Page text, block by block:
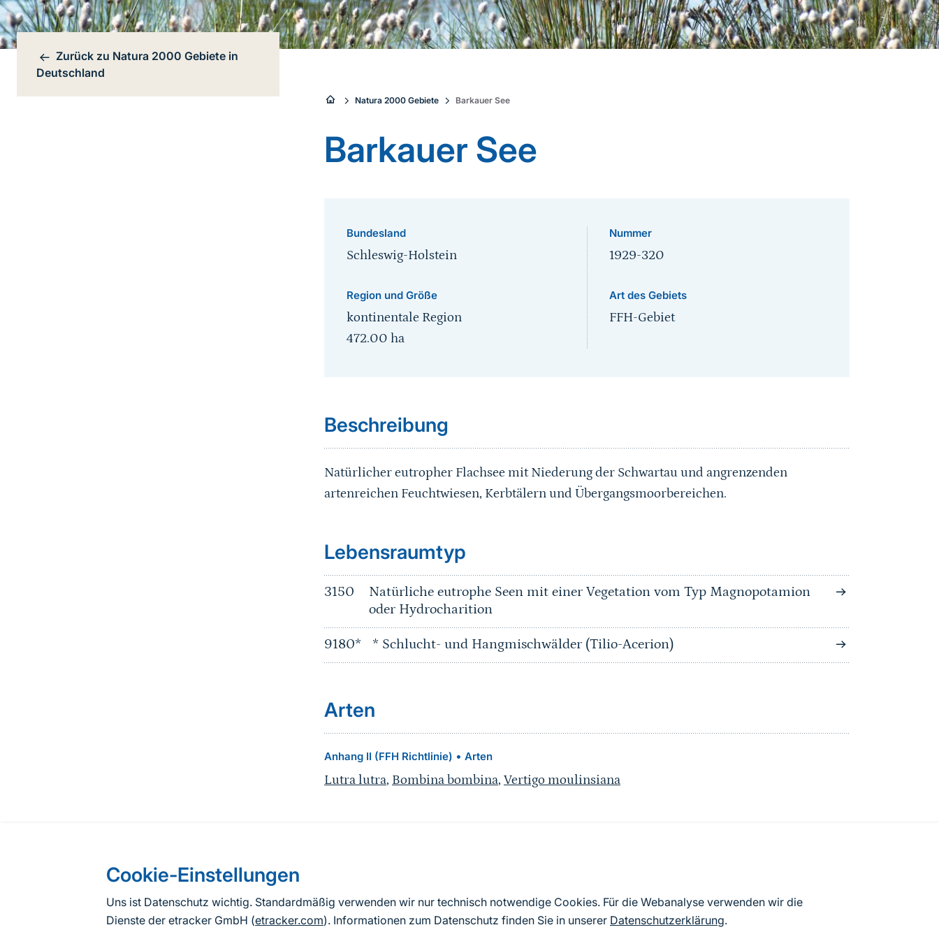
Cookie-Einstellungen
Uns ist Datenschutz wichtig. Standardmäßig verwenden wir nur technisch notwendige Cookies. Für die Webanalyse verwenden wir die
Dienste der etracker GmbH (etracker.com). Informationen zum Datenschutz finden Sie in unserer Datenschutzerklärung.
Bereichsnavigation
Zurück zu Natura 2000 Gebiete in
Deutschland
Sie
sind
hier:
Natura 2000 Gebiete Barkauer See
Barkauer See
Bundesland
Schleswig-Holstein
Region und Größe
kontinentale Region
472.00 ha
Nummer
1929-320
Art des Gebiets
FFH-Gebiet
Beschreibung
Natürlicher eutropher Flachsee mit Niederung der Schwartau und angrenzenden
artenreichen Feuchtwiesen, Kerbtälern und Übergangsmoorbereichen.
Sprungmarke
Lebensraumtyp
3150
Natürliche eutrophe Seen mit einer Vegetation vom Typ Magnopotamion
oder Hydrocharition
9180* * Schlucht- und Hangmischwälder (Tilio-Acerion)
Arten
Anhang II (FFH Richtlinie) • Arten
Lutra lutra, Bombina bombina, Vertigo moulinsiana
Nach Angaben der an die EU übermittelten Standarddatenbögen Deutschlands (Stand:
2019). Aus besonderen Schutzgründen enthalten die zur Veröffentlichung freigegebenen